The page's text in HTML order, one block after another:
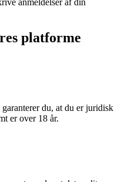
platforme
du, at du er juridisk
er over 18 år.